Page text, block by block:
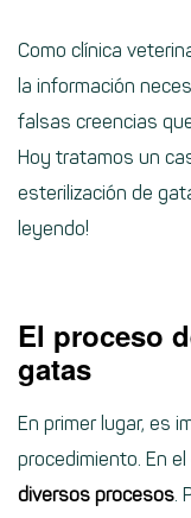
Como clínica
la información
falsas creencias
Hoy tratamos un
esterilización de
leyendo!
El proceso
gatas
En primer lugar, es
procedimiento. En
diversos procesos.